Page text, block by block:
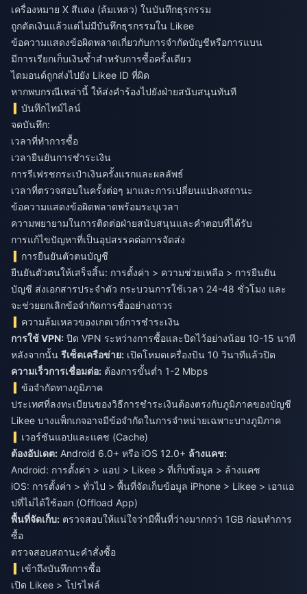
เครื่องหมาย X สีแดง (ล้มเหลว) ในบันทึกธุรกรรม
ถูกตัดเงินแล้วแต่ไม่มีบันทึกธุรกรรมใน Likee
ข้อความแสดงข้อผิดพลาดเกี่ยวกับการจำกัดบัญชีหรือการแบน
มีการเรียกเก็บเงินซ้ำสำหรับการซื้อครั้งเดียว
ไดมอนด์ถูกส่งไปยัง Likee ID ที่ผิด
หากพบกรณีเหล่านี้ ให้ส่งคำร้องไปยังฝ่ายสนับสนุนทันที
บันทึกไทม์ไลน์
จดบันทึก:
เวลาที่ทำการซื้อ
เวลายืนยันการชำระเงิน
การรีเฟรชกระเป๋าเงินครั้งแรกและผลลัพธ์
เวลาที่ตรวจสอบในครั้งต่อๆ มาและการเปลี่ยนแปลงสถานะ
ข้อความแสดงข้อผิดพลาดพร้อมระบุเวลา
ความพยายามในการติดต่อฝ่ายสนับสนุนและคำตอบที่ได้รับ
การแก้ไขปัญหาที่เป็นอุปสรรคต่อการจัดส่ง
การยืนยันตัวตนบัญชี
ยืนยันตัวตนให้เสร็จสิ้น: การตั้งค่า > ความช่วยเหลือ > การยืนยัน
บัญชี ส่งเอกสารประจำตัว กระบวนการใช้เวลา 24-48 ชั่วโมง และ
จะช่วยยกเลิกข้อจำกัดการซื้ออย่างถาวร
ความล้มเหลวของเกตเวย์การชำระเงิน
การใช้ VPN: ปิด VPN ระหว่างการซื้อและปิดไว้อย่างน้อย 10-15 นาที
หลังจากนั้น รีเซ็ตเครือข่าย: เปิดโหมดเครื่องบิน 10 วินาทีแล้วปิด
ความเร็วการเชื่อมต่อ: ต้องการขั้นต่ำ 1-2 Mbps
ข้อจำกัดทางภูมิภาค
ประเทศที่ลงทะเบียนของวิธีการชำระเงินต้องตรงกับภูมิภาคของบัญชี
Likee บางแพ็กเกจอาจมีข้อจำกัดในการจำหน่ายเฉพาะบางภูมิภาค
เวอร์ชันแอปและแคช (Cache)
ต้องอัปเดต: Android 6.0+ หรือ iOS 12.0+ ล้างแคช:
Android: การตั้งค่า > แอป > Likee > ที่เก็บข้อมูล > ล้างแคช
iOS: การตั้งค่า > ทั่วไป > พื้นที่จัดเก็บข้อมูล iPhone > Likee > เอาแอ
ปที่ไม่ได้ใช้ออก (Offload App)
พื้นที่จัดเก็บ: ตรวจสอบให้แน่ใจว่ามีพื้นที่ว่างมากกว่า 1GB ก่อนทำการ
ซื้อ
ตรวจสอบสถานะคำสั่งซื้อ
เข้าถึงบันทึกการซื้อ
เปิด Likee > โปรไฟล์